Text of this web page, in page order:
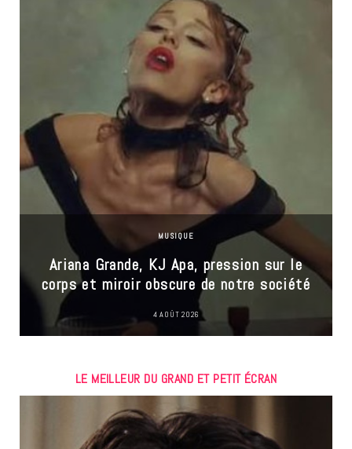
MUSIQUE
Ariana Grande, KJ Apa, pression sur le
corps et miroir obscure de notre société
4 AOÛT 2026
LE MEILLEUR DU GRAND ET PETIT ÉCRAN